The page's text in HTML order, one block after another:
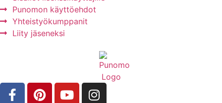
Punomon käyttöehdot
Yhteistyökumppanit
Liity jäseneksi